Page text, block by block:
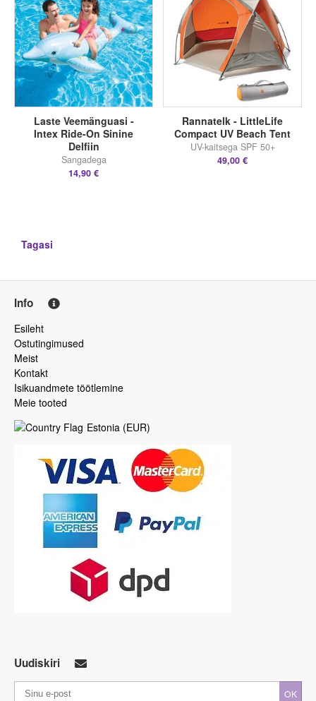
Laste Veemänguasi -
Intex Ride-On Sinine
Delfiin
Sangadega
14,90 €
Rannatelk - LittleLife
Compact UV Beach Tent
UV-kaitsega SPF 50+
49,00 €
Tagasi
Info
Esileht
Ostutingimused
Meist
Kontakt
Isikuandmete töötlemine
Meie tooted
Estonia (EUR)
Uudiskiri
OK